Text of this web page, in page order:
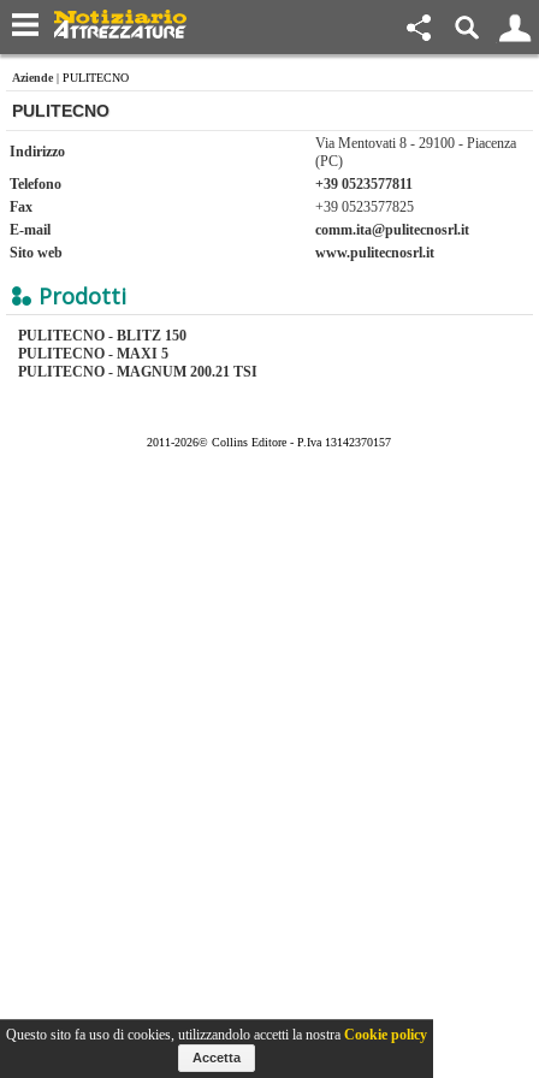
Aziende | PULITECNO
PULITECNO
Indirizzo
Via Mentovati 8 - 29100 - Piacenza
(PC)
Telefono
+39 0523577811
Fax
+39 0523577825
E-mail
comm.ita@pulitecnosrl.it
Sito web
www.pulitecnosrl.it
Prodotti
PULITECNO - BLITZ 150
PULITECNO - MAXI 5
PULITECNO - MAGNUM 200.21 TSI
2011-2026© Collins Editore - P.Iva 13142370157
Questo sito fa uso di cookies, utilizzandolo accetti la nostra Cookie policy
Accetta